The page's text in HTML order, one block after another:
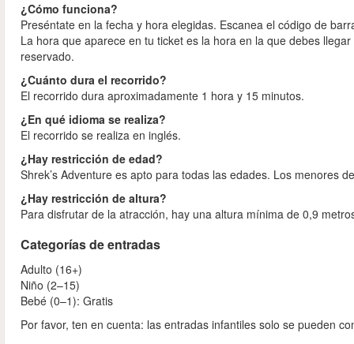
¿Cómo funciona?
Preséntate en la fecha y hora elegidas. Escanea el código de
La hora que aparece en tu ticket es la hora en la que debes
reservado.
¿Cuánto dura el recorrido?
El recorrido dura aproximadamente 1 hora y 15 minutos.
¿En qué idioma se realiza?
El recorrido se realiza en inglés.
¿Hay restricción de edad?
Shrek’s Adventure es apto para todas las edades. Los menores
¿Hay restricción de altura?
Para disfrutar de la atracción, hay una altura mínima de 0,9
Categorías de entradas
Adulto (16+)
Niño (2–15)
Bebé (0–1): Gratis
Por favor, ten en cuenta: las entradas infantiles solo se pueden